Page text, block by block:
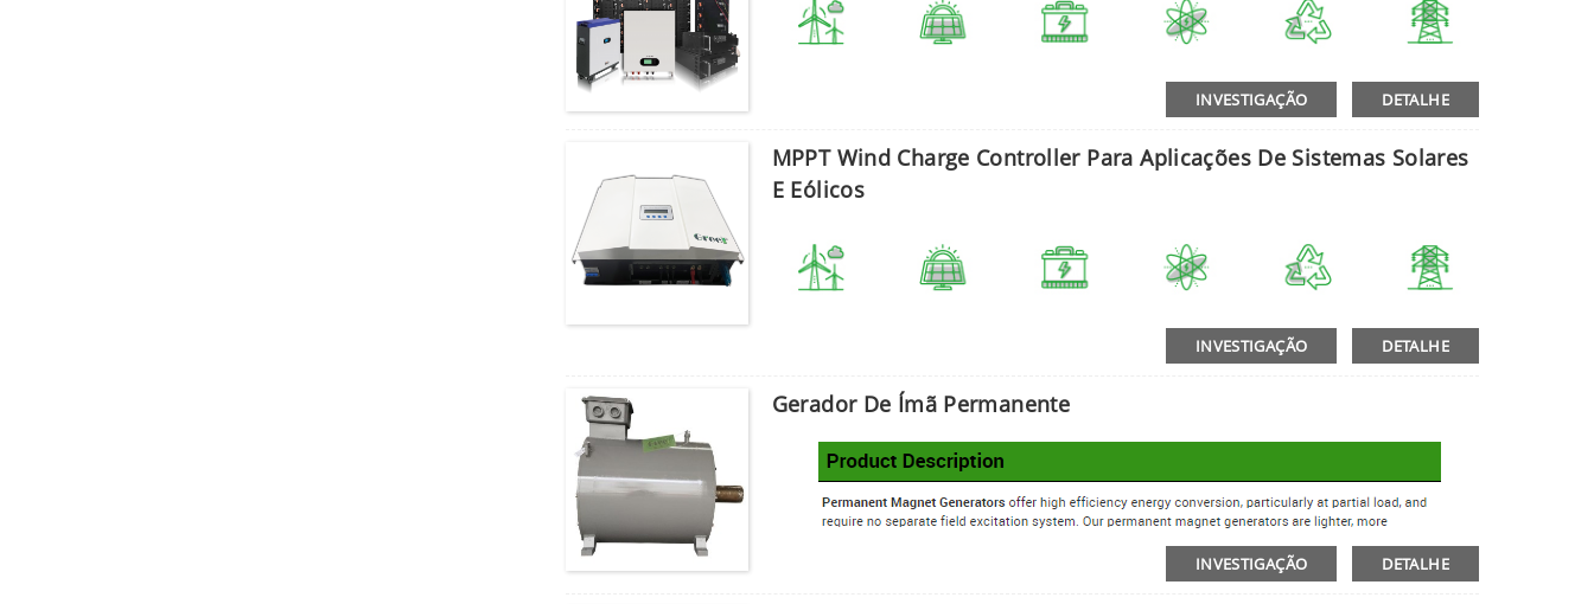
INVESTIGAÇÃO DETALHE
MPPT Wind Charge Controller Para Aplicações De Sistemas Solares
E Eólicos
INVESTIGAÇÃO DETALHE
Gerador De Ímã Permanente
INVESTIGAÇÃO DETALHE